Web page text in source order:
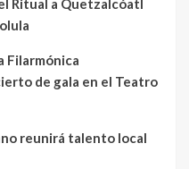
Ritual a Quetzalcóatl
Filarmónica
de gala en el Teatro
reunirá talento local